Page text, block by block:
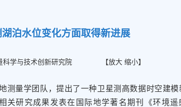
泊水位变化方面取得新进展
科学与技术创新研究院 【放大 缩小】
量学团队，提出了一种卫星测高数据时空建模
研究成果发表在国际地学著名期刊《环境遥